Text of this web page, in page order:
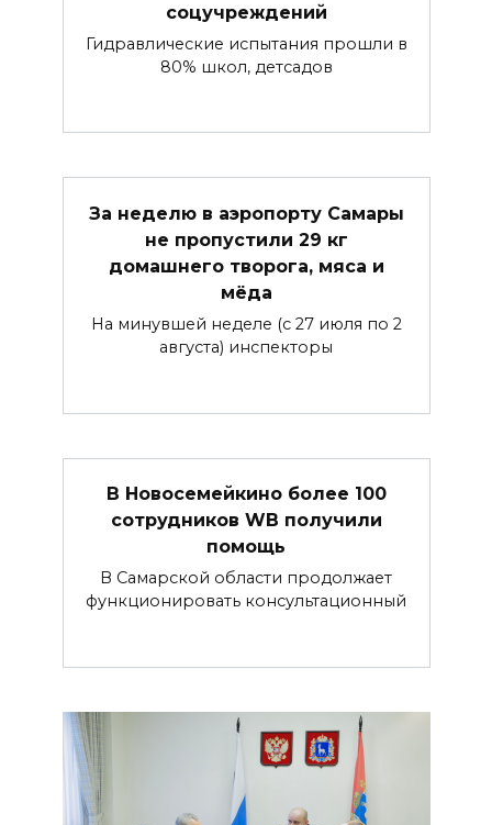
соцучреждений
Гидравлические испытания прошли в
80% школ, детсадов
За неделю в аэропорту Самары
не пропустили 29 кг
домашнего творога, мяса и
мёда
На минувшей неделе (с 27 июля по 2
августа) инспекторы
В Новосемейкино более 100
сотрудников WB получили
помощь
В Самарской области продолжает
функционировать консультационный